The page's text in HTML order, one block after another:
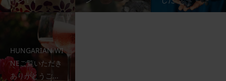
HUNGARIAN WI
NEご覧いただき
ありがとうご...